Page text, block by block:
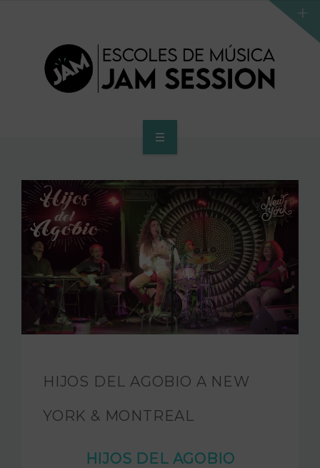
ESCOLA
PROGRAMA D’ACCÉS AL SUPERIOR
CENTRE SUPERIOR
FUNDACIÓ JAM
CONTACTA’NS
HIJOS DEL AGOBIO A NEW
YORK & MONTREAL
HIJOS DEL AGOBIO